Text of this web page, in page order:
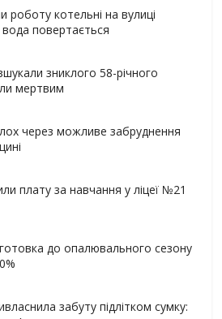
роботу котельні на вулиці
вода повертається
зниклого 58-річного
мертвим
через можливе забруднення
плату за навчання у ліцеї №21
до опалювального сезону
забуту підлітком сумку: